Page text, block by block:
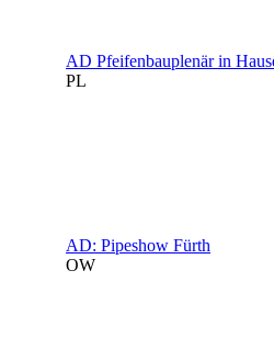
AD Pfeifenbauplenär in
PL
AD: Pipeshow Fürth
OW